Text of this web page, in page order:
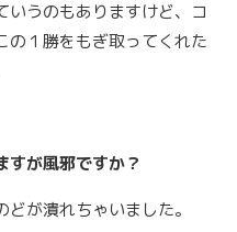
いうのもありますけど、コ
の１勝をもぎ取ってくれた
が風邪ですか？
が潰れちゃいました。